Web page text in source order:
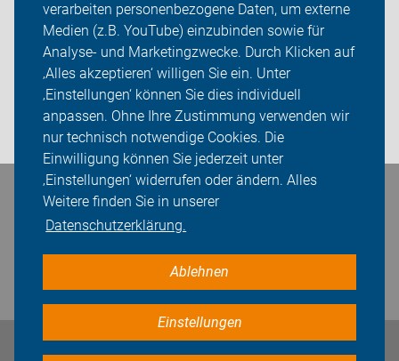
verarbeiten personenbezogene Daten, um externe
Medien (z.B. YouTube) einzubinden sowie für
Analyse- und Marketingzwecke. Durch Klicken auf
‚Alles akzeptieren‘ willigen Sie ein. Unter
‚Einstellungen‘ können Sie dies individuell
anpassen. Ohne Ihre Zustimmung verwenden wir
nur technisch notwendige Cookies. Die
Einwilligung können Sie jederzeit unter
‚Einstellungen‘ widerrufen oder ändern. Alles
Weitere finden Sie in unserer
Datenschutzerklärung.
Ablehnen
Einstellungen
Der ADFC in Krefeld und im Kreis Viersen
Sei dabei
Presse
Login
Bleiben Sie in Kontakt